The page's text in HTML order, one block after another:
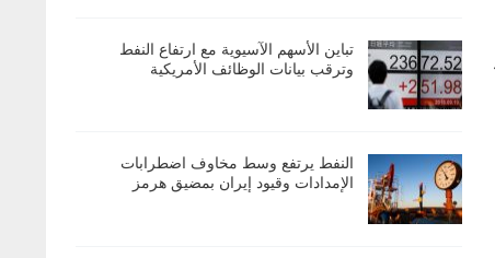
تباين الأسهم الآسيوية مع ارتفاع النفط
وترقب بيانات الوظائف الأمريكية
النفط يرتفع وسط مخاوف اضطرابات
الإمدادات وقيود إيران بمضيق هرمز